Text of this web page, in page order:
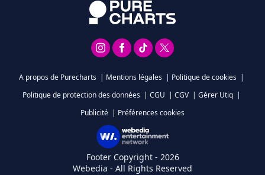
A propos de Purecharts | Mentions légales | Politique de cookies |
Politique de protection des données | CGU | CGV | Gérer Utiq |
Publicité | Préférences cookies
Footer Copyright - 2026
Webedia - All Rights Reserved